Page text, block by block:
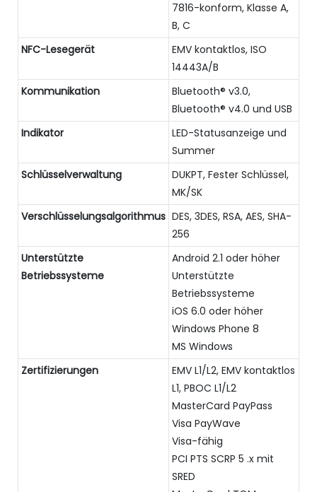
7816-konform, Klasse A,
B, C
NFC-Lesegerät
EMV kontaktlos, ISO
14443A/B
Kommunikation
Bluetooth® v3.0,
Bluetooth® v4.0 und USB
Indikator
LED-Statusanzeige und
Summer
Schlüsselverwaltung
DUKPT, Fester Schlüssel,
MK/SK
Verschlüsselungsalgorithmus DES, 3DES, RSA, AES, SHA-
256
Unterstützte
Betriebssysteme
Android 2.1 oder höher
Unterstützte
Betriebssysteme
iOS 6.0 oder höher
Windows Phone 8
MS Windows
Zertifizierungen
EMV L1/L2, EMV kontaktlos
L1, PBOC L1/L2
MasterCard PayPass
Visa PayWave
Visa-fähig
PCI PTS SCRP 5 .x mit
SRED